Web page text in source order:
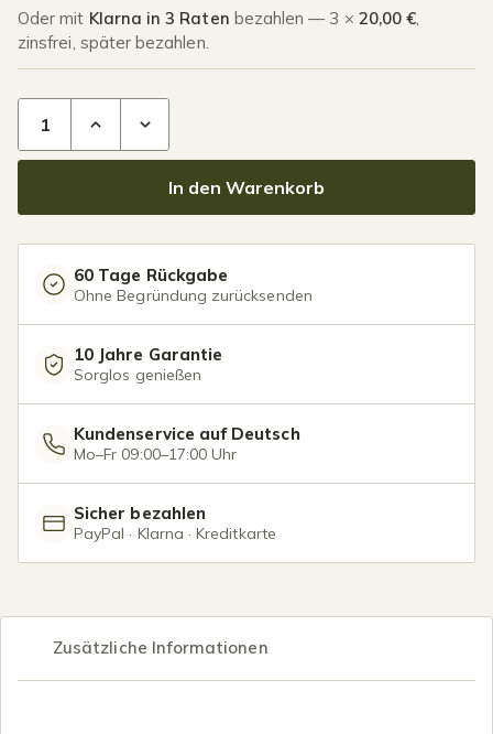
Oder mit Klarna in 3 Raten bezahlen — 3 × 20,00 €,
zinsfrei, später bezahlen.
In den Warenkorb
60 Tage Rückgabe
Ohne Begründung zurücksenden
10 Jahre Garantie
Sorglos genießen
Kundenservice auf Deutsch
Mo–Fr 09:00–17:00 Uhr
Sicher bezahlen
PayPal · Klarna · Kreditkarte
Zusätzliche Informationen